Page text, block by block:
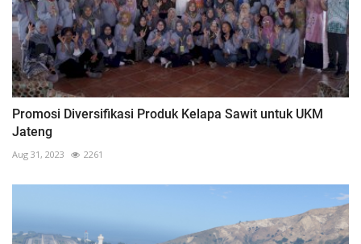
Promosi Diversifikasi Produk Kelapa Sawit untuk UKM
Jateng
Aug 31, 2023 2261